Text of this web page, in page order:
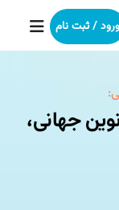
ورود / ثبت نام
جهانی،